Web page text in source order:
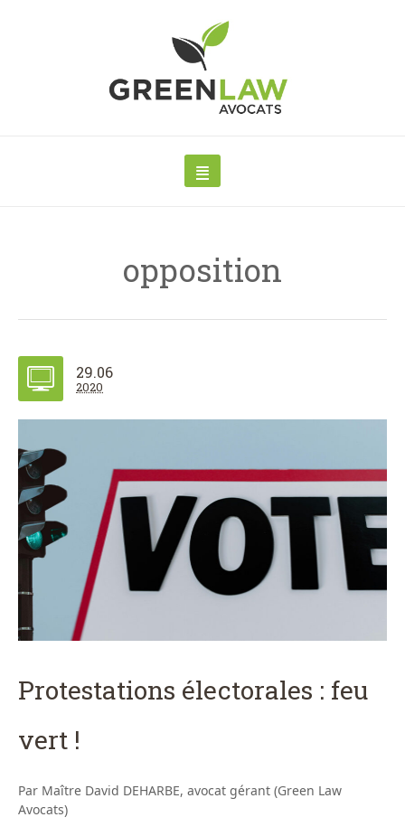
opposition
29.06
2020
Protestations électorales : feu
vert !
Par Maître David DEHARBE, avocat gérant (Green Law
Avocats)